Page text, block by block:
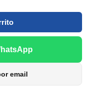
email